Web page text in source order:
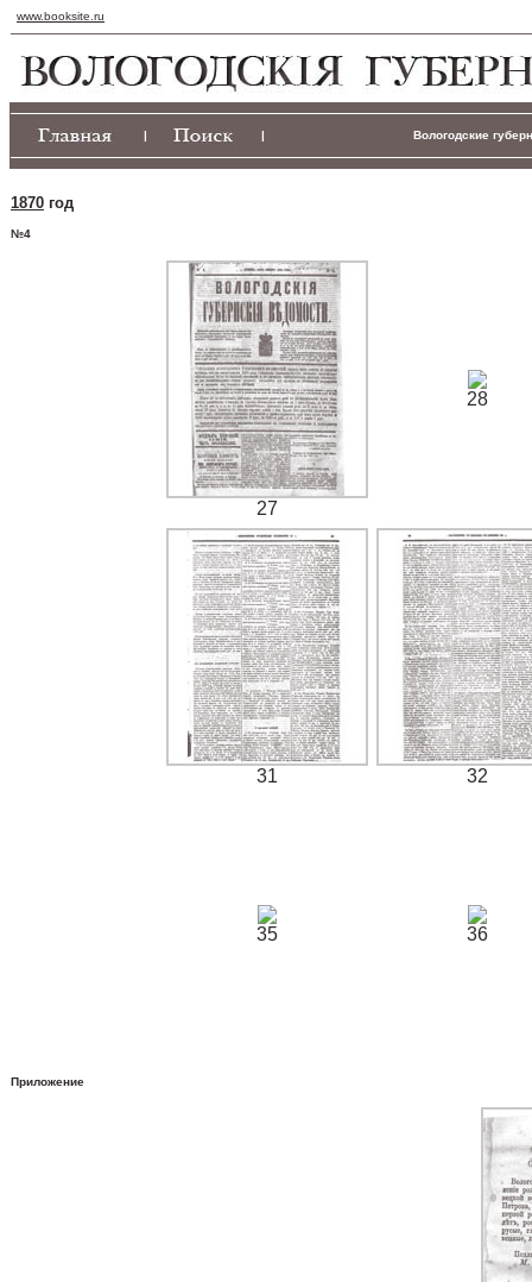
www.booksite.ru
| | Вологодские
1870 год
№4
27
28
31 32
35 36
Приложение